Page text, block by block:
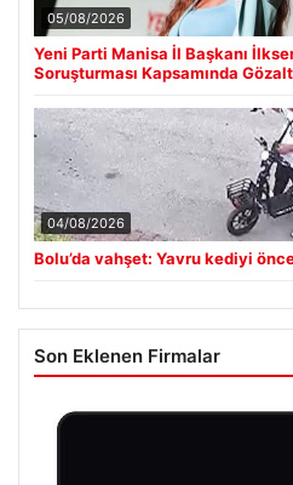
05/08/2026
Yeni Parti Manisa İl Başkanı
Soruşturması Kapsamında
04/08/2026
Bolu’da vahşet: Yavru kediyi
Son Eklenen Firmalar